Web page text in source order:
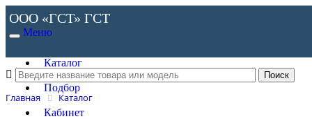
ООО «ГСТ» ГСТ
Меню
Каталог
Подбор
Кабинет
Главная Каталог